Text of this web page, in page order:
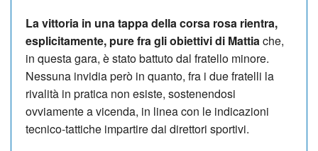
La vittoria in una tappa della corsa rosa rientra,
esplicitamente, pure fra gli obiettivi di Mattiache,
in questa gara, è stato battuto dal fratello minore.
Nessuna invidia però in quanto, fra i due fratelli la
rivalità in pratica non esiste, sostenendosi
ovviamente a vicenda, in linea con le indicazioni
tecnico-tattiche impartire dai direttori sportivi.